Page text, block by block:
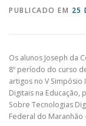
PUBLICADO EM 25
Os alunos Joseph da
8º período do curso
artigos no V Simpósio
Digitais na
Sobre Tecnologias
Federal do Maranhão